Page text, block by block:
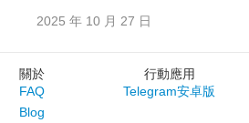
2025 年 10 月 27 日
關於
FAQ
Blog
行動應用
Telegram安卓版